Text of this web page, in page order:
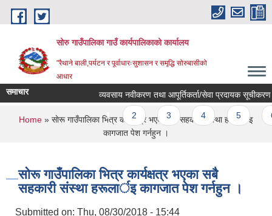
Skip to main content
सोरु गाउँपालिका गाउँ कार्यपालिकाको कार्यालय
"रैथाने बाली,पर्यटन र पूर्वाधारःसुशासन र समृद्धि सोरुबासीको
आधार
समाचार व्यवसाय नवीकरण तथा आपूर्तिकर्ता/सेवा प्रदायक सूचीकरण
Pages
1 2
You are here
Home » साेरू गाउँपालिका भित्र कार्यक्षत्र भएका सबै सहकारी संस्था हरूलार्इ
कागजात पेश गर्नहुन ।
साेरू गाउँपालिका भित्र कार्यक्षत्र भएका सबै
सहकारी संस्था हरूलार्इ कागजात पेश गर्नहुन ।
Submitted on: Thu, 08/30/2018 - 15:44